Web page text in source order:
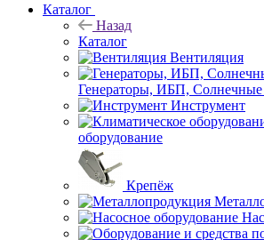
Каталог
Назад
Каталог
Вентиляция
Генераторы, ИБП, Солнечные
Инструмент
оборудование
Крепёж